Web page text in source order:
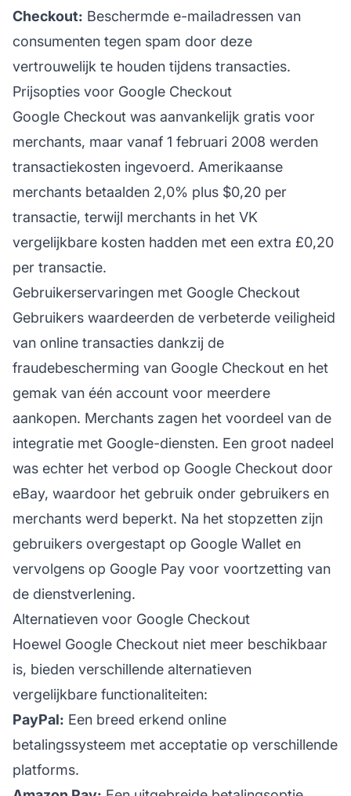
Checkout: Beschermde e-mailadressen van
consumenten tegen spam door deze
vertrouwelijk te houden tijdens transacties.
Prijsopties voor Google Checkout
Google Checkout was aanvankelijk gratis voor
merchants, maar vanaf 1 februari 2008 werden
transactiekosten ingevoerd. Amerikaanse
merchants betaalden 2,0% plus $0,20 per
transactie, terwijl merchants in het VK
vergelijkbare kosten hadden met een extra £0,20
per transactie.
Gebruikerservaringen met Google Checkout
Gebruikers waardeerden de verbeterde veiligheid
van online transacties dankzij de
fraudebescherming van Google Checkout en het
gemak van één account voor meerdere
aankopen. Merchants zagen het voordeel van de
integratie met Google-diensten. Een groot nadeel
was echter het verbod op Google Checkout door
eBay, waardoor het gebruik onder gebruikers en
merchants werd beperkt. Na het stopzetten zijn
gebruikers overgestapt op Google Wallet en
vervolgens op Google Pay voor voortzetting van
de dienstverlening.
Alternatieven voor Google Checkout
Hoewel Google Checkout niet meer beschikbaar
is, bieden verschillende alternatieven
vergelijkbare functionaliteiten:
PayPal: Een breed erkend online
betalingssysteem met acceptatie op verschillende
platforms.